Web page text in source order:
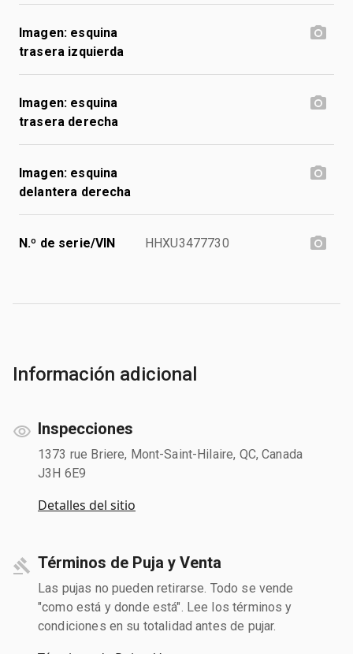
Imagen: esquina
trasera izquierda
Imagen: esquina
trasera derecha
Imagen: esquina
delantera derecha
N.º de serie/VIN HHXU3477730
Información adicional
Inspecciones
1373 rue Briere, Mont-Saint-Hilaire, QC, Canada
J3H 6E9
Detalles del sitio
Términos de Puja y Venta
Las pujas no pueden retirarse. Todo se vende
"como está y donde está". Lee los términos y
condiciones en su totalidad antes de pujar.